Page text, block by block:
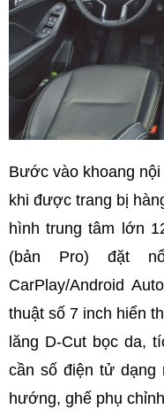
Bước vào khoang nội
khi được trang bị
hình trung tâm lớn
(bản Pro) đặt
CarPlay/Android
thuật số 7 inch hiển
lăng D-Cut bọc da,
cần số điện tử dạng
hướng, ghế phụ